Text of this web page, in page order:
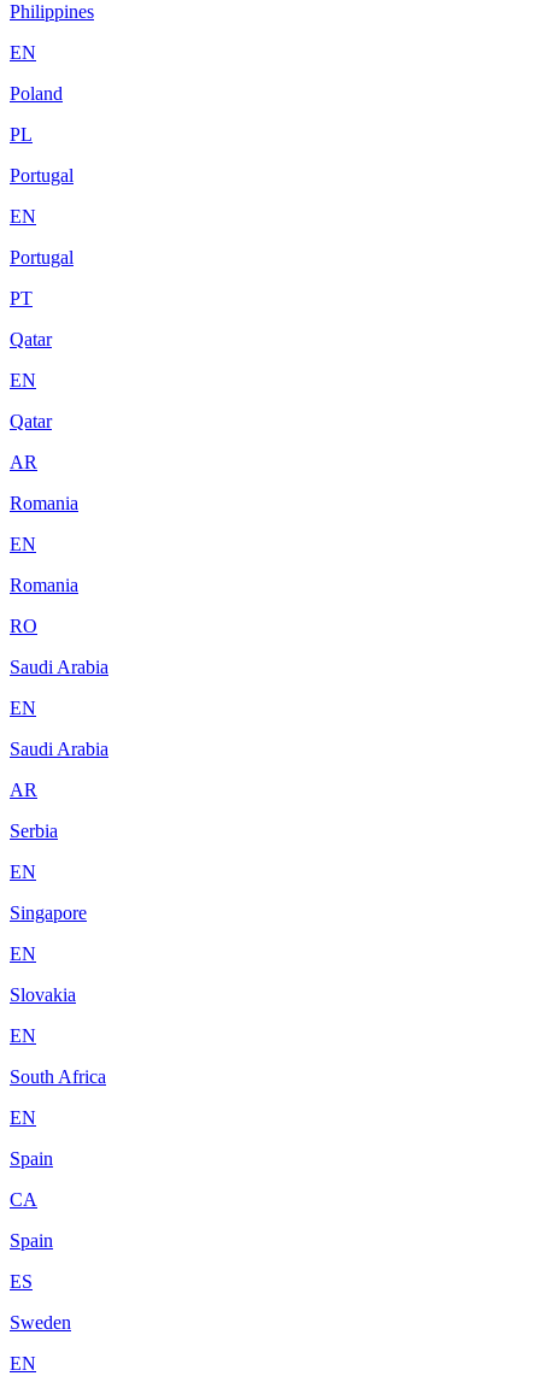
Philippines
EN
Poland
PL
Portugal
EN
Portugal
PT
Qatar
EN
Qatar
AR
Romania
EN
Romania
RO
Saudi Arabia
EN
Saudi Arabia
AR
Serbia
EN
Singapore
EN
Slovakia
EN
South Africa
EN
Spain
CA
Spain
ES
Sweden
EN